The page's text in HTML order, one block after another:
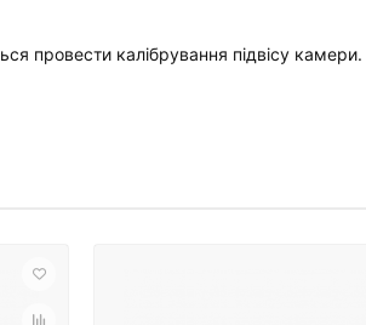
провести калібрування підвісу камери.